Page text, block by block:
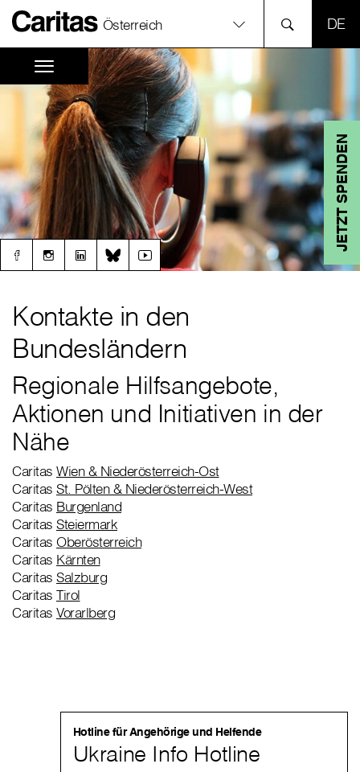
Österreich
JETZT SPENDEN
Kontakte in den
Bundesländern
Regionale Hilfsangebote,
Aktionen und Initiativen in der
Nähe
Caritas Wien & Niederösterreich-Ost
Caritas St. Pölten & Niederösterreich-West
Caritas Burgenland
Caritas Steiermark
Caritas Oberösterreich
Caritas Kärnten
Caritas Salzburg
Caritas Tirol
Caritas Vorarlberg
Hotline für Angehörige und Helfende
Ukraine Info Hotline